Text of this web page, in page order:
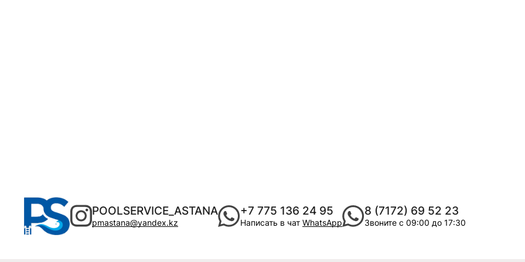
POOLSERVICE_ASTANA
pmastana@yandex.kz
+7 775 136 24 95
Написать в чат WhatsApp
8 (7172) 69 52 23
Звоните с 09:00 до 17:30